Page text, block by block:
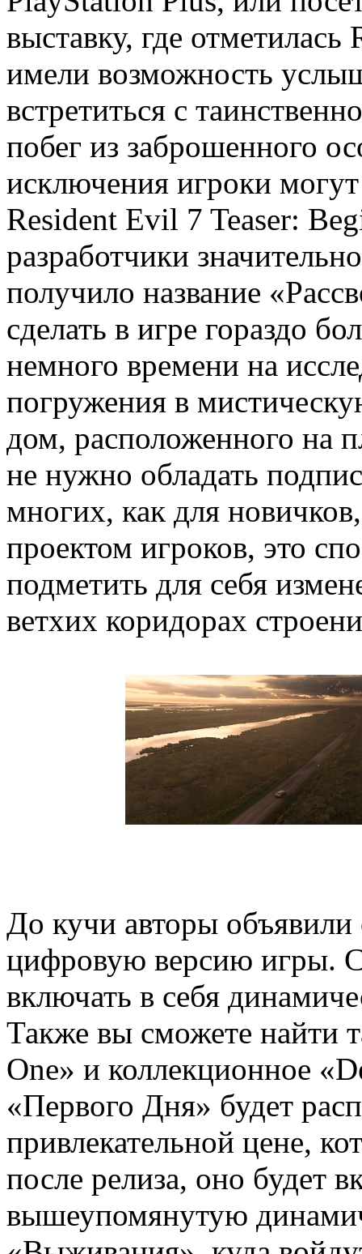
выставку, где
имели возможность
встретиться с
побег из заброшенного
исключения игроки
Resident Evil 7 Teaser:
разработчики
получило название
сделать в игре гораздо
немного времени на
погружения в
дом, расположенного на
не нужно обладать
многих, как для
проектом игроков, это
подметить для себя
ветхих коридорах
До кучи авторы объявили
цифровую версию игры.
включать в себя
Также вы сможете найти
One» и коллекционное
«Первого Дня» будет
привлекательной цене,
после релиза, оно будет
вышеупомянутую